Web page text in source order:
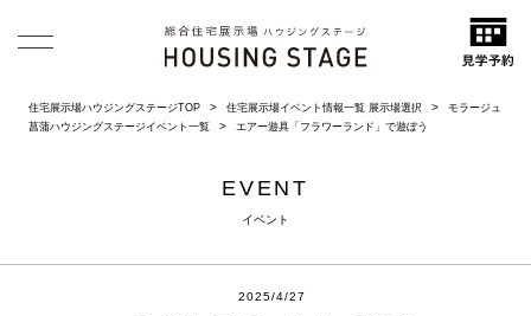
住宅展示場ハウジングステージTOP 住宅展示場イベント情報一覧 展示場選択
モラージュ
菖蒲ハウジングステージイベント一覧
エアー遊具「フラワーランド」で遊ぼう
EVENT
イベント
2025/4/27